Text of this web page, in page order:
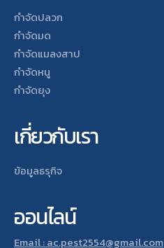
กำจัดปลวก
กำจัดมด
กำจัดแมลงสาป
กำจัดหนู
กำจัดยุง
เกี่ยวกับเรา
ข้อมูลธรุกิจ
ออนไลน์
Email : ac.pest2554@gmail.com